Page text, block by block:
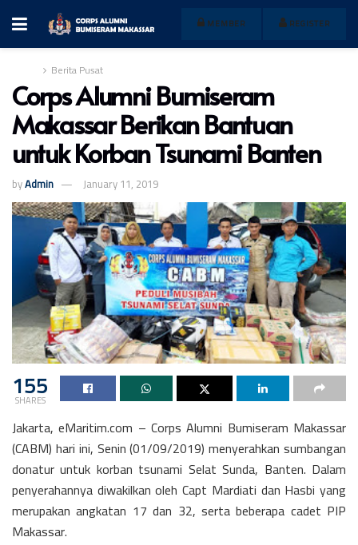
MEMBER REGISTER
Berita Pusat
Corps Alumni Bumiseram
Makassar Berikan Bantuan
untuk Korban Tsunami Banten
byAdmin January 11, 2019
155
SHARES
Jakarta, eMaritim.com – Corps Alumni Bumiseram Makassar
(CABM) hari ini, Senin (01/09/2019) menyerahkan sumbangan
donatur untuk korban tsunami Selat Sunda, Banten. Dalam
penyerahannya diwakilkan oleh Capt Mardiati dan Hasbi yang
merupakan angkatan 17 dan 32, serta beberapa cadet PIP
Makassar.